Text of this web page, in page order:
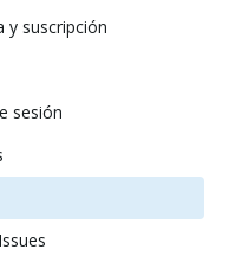
y suscripción
sesión